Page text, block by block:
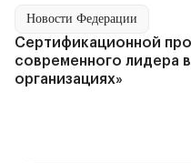
Новости Федерации
Сертификационной
современного лидера
организациях»